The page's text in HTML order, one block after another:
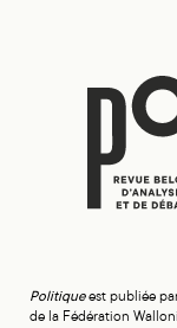
Politiqueest publiée
de la Fédération